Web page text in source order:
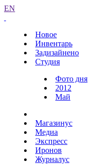
EN
Новое
Инвентарь
Задизайнено
Студия
Фото дня
2012
Май
Магазинус
Медиа
Экспресс
Иронов
Журналус